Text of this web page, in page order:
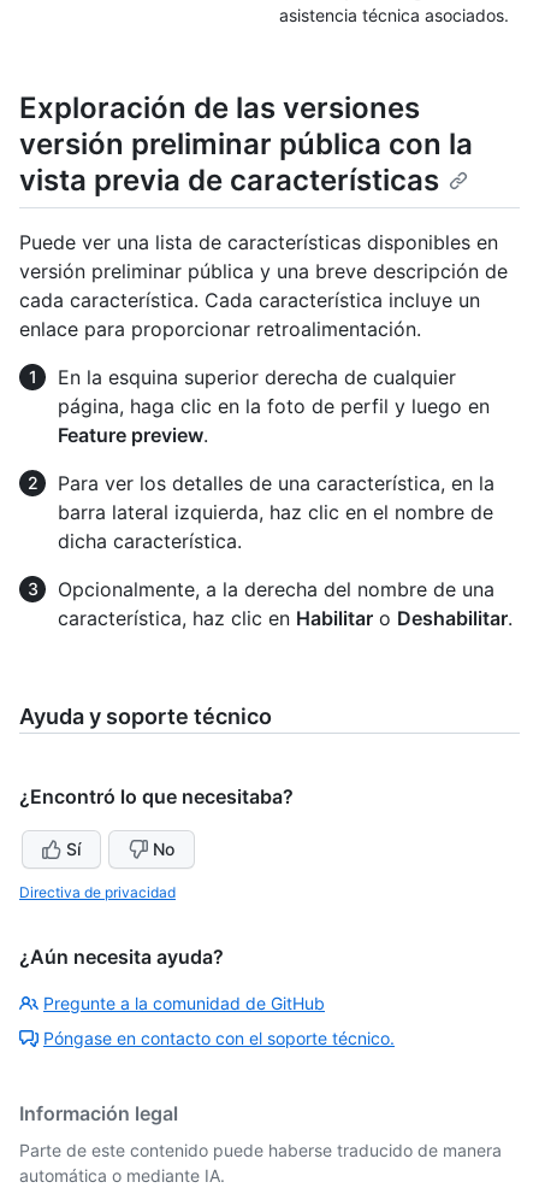
asistencia técnica asociados.
Exploración de las versiones
versión preliminar pública con la
vista previa de características
Puede ver una lista de características disponibles en
versión preliminar pública y una breve descripción de
cada característica. Cada característica incluye un
enlace para proporcionar retroalimentación.
En la esquina superior derecha de cualquier
página, haga clic en la foto de perfil y luego en
Feature preview.
Para ver los detalles de una característica, en la
barra lateral izquierda, haz clic en el nombre de
dicha característica.
Opcionalmente, a la derecha del nombre de una
característica, haz clic en Habilitar o Deshabilitar.
Ayuda y soporte técnico
¿Encontró lo que necesitaba?
Sí No
Directiva de privacidad
¿Aún necesita ayuda?
Pregunte a la comunidad de GitHub
Póngase en contacto con el soporte técnico.
Información legal
Parte de este contenido puede haberse traducido de manera
automática o mediante IA.